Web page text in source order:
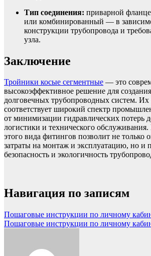
Тип соединения: приварной
или комбинированный — в
конструкции трубопровода и
узла.
Заключение
Тройники косые сегментные — это
высокоэффективное решение для
долговечных трубопроводных систем. Их
соответствует широкий спектр
от минимизации гидравлических потерь
логистики и технического
этого вида фитингов позволит не только
затраты на монтаж и эксплуатацию, но и
безопасность и экологичность
Навигация по записям
Пошаговые инструкции по личному
Пошаговые инструкции по личному